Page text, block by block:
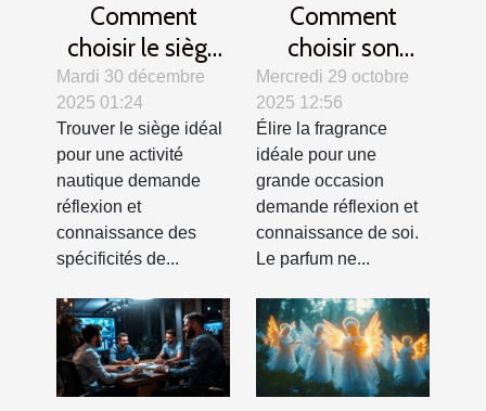
Comment
choisir le siège
idéal pour votre
activité
nautique ?
Mardi 30 décembre
2025 01:24
Trouver le siège idéal
pour une activité
nautique demande
réflexion et
connaissance des
spécificités de...
Comment
choisir son
parfum pour les
grandes
occasions ?
Mercredi 29 octobre
2025 12:56
Élire la fragrance
idéale pour une
grande occasion
demande réflexion et
connaissance de soi.
Le parfum ne...